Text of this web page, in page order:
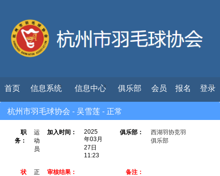
首页 信息系统 信息中心 俱乐部 会员 报名 登录
杭州市羽毛球协会 - 吴雪莲 - 正常
职
务：
运
动
员
加入时间：
2025
年03月
27日
11:23
俱乐部：
西湖羽协竞羽
俱乐部
状
正
审核结果： 备注：